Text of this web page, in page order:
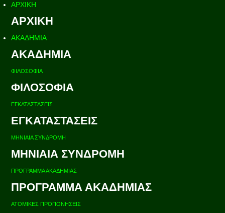
ΑΡΧΙΚΗ
ΑΡΧΙΚΗ
ΑΚΑΔΗΜΙΑ
ΑΚΑΔΗΜΙΑ
ΦΙΛΟΣΟΦΙΑ
ΦΙΛΟΣΟΦΙΑ
ΕΓΚΑΤΑΣΤΑΣΕΙΣ
ΕΓΚΑΤΑΣΤΑΣΕΙΣ
ΜΗΝΙΑΙΑ ΣΥΝΔΡΟΜΗ
ΜΗΝΙΑΙΑ ΣΥΝΔΡΟΜΗ
ΠΡΟΓΡΑΜΜΑ ΑΚΑΔΗΜΙΑΣ
ΠΡΟΓΡΑΜΜΑ ΑΚΑΔΗΜΙΑΣ
ΑΤΟΜΙΚΕΣ ΠΡΟΠΟΝΗΣΕΙΣ